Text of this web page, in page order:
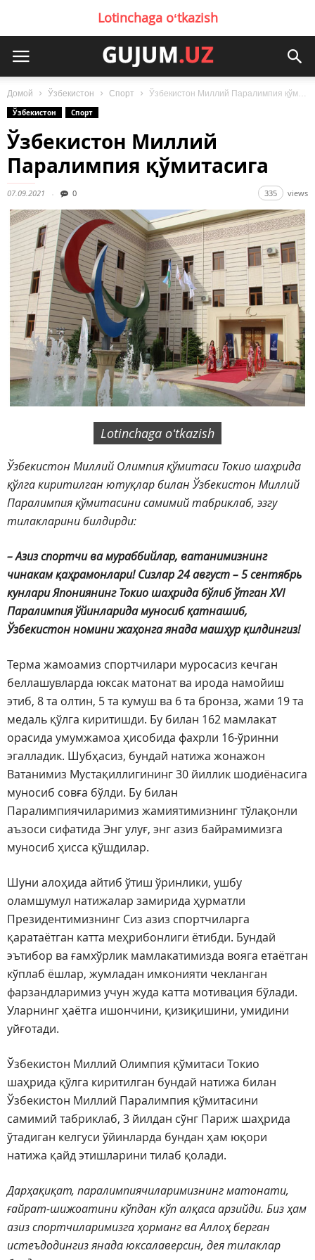
Lotinchaga oʻtkazish
Домой Ўзбекистон Спорт
Ўзбекистон Миллий Паралимпия қўмитасига
Ўзбекистон
Спорт
Ўзбекистон Миллий
Паралимпия қўмитасига
07.09.2021 0 335 views
Lotinchaga oʻtkazish
Ўзбекистон Миллий Олимпия қўмитаси Токио шаҳрида
қўлга киритилган ютуқлар билан Ўзбекистон Миллий
Паралимпия қўмитасини самимий табриклаб, эзгу
тилакларини билдирди:
– Азиз спортчи ва мураббийлар, ватанимизнинг
чинакам қаҳрамонлари! Сизлар 24 август – 5 сентябрь
кунлари Япониянинг Токио шаҳрида бўлиб ўтган XVI
Паралимпия ўйинларида муносиб қатнашиб,
Ўзбекистон номини жаҳонга янада машҳур қилдингиз!
Терма жамоамиз спортчилари муросасиз кечган
беллашувларда юксак матонат ва ирода намойиш
этиб, 8 та олтин, 5 та кумуш ва 6 та бронза, жами 19 та
медаль қўлга киритишди. Бу билан 162 мамлакат
орасида умумжамоа ҳисобида фахрли 16-ўринни
эгалладик. Шубҳасиз, бундай натижа жонажон
Ватанимиз Мустақиллигининг 30 йиллик шодиёнасига
муносиб совға бўлди. Бу билан
Паралимпиячиларимиз жамиятимизнинг тўлақонли
аъзоси сифатида Энг улуғ, энг азиз байрамимизга
муносиб ҳисса қўшдилар.
Шуни алоҳида айтиб ўтиш ўринлики, ушбу
оламшумул натижалар замирида ҳурматли
Президентимизнинг Сиз азиз спортчиларга
қаратаётган катта меҳрибонлиги ётибди. Бундай
эътибор ва ғамхўрлик мамлакатимизда вояга етаётган
кўплаб ёшлар, жумладан имконияти чекланган
фарзандларимиз учун жуда катта мотивация бўлади.
Уларнинг ҳаётга ишончини, қизиқишини, умидини
уйғотади.
Ўзбекистон Миллий Олимпия қўмитаси Токио
шаҳрида қўлга киритилган бундай натижа билан
Ўзбекистон Миллий Паралимпия қўмитасини
самимий табриклаб, 3 йилдан сўнг Париж шаҳрида
ўтадиган келгуси ўйинларда бундан ҳам юқори
натижа қайд этишларини тилаб қолади.
Дарҳақиқат, паралимпиячиларимизнинг матонати,
ғайрат-шижоатини кўпдан кўп алқаса арзийди. Биз ҳам
азиз спортчиларимизга ҳорманг ва Аллоҳ берган
истеъдодингиз янада юксалаверсин, дея тилаклар